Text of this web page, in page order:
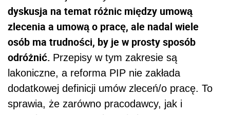
dyskusja na temat różnic między umową
zlecenia a umową o pracę, ale nadal wiele
osób ma trudności, by je w prosty sposób
odróżnić. Przepisy w tym zakresie są
lakoniczne, a reforma PIP nie zakłada
dodatkowej definicji umów zleceń/o pracę. To
sprawia, że zarówno pracodawcy, jak i